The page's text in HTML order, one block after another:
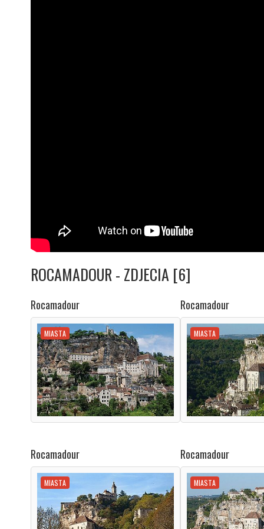
ROCAMADOUR - ZDJECIA [6]
Rocamadour
MIASTA
Rocamadour
MIASTA
Rocamadour
MIASTA
Rocamadour
MIASTA